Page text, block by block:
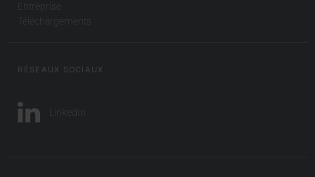
Entreprise
Téléchargements
RÉSEAUX SOCIAUX
LinkedIn